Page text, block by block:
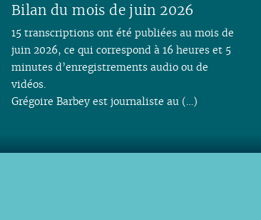
Bilan du mois de juin 2026
15 transcriptions ont été publiées au mois de
juin 2026, ce qui correspond à 16 heures et 5
minutes d’enregistrements audio ou de
vidéos.
Grégoire Barbey est journaliste au (…)